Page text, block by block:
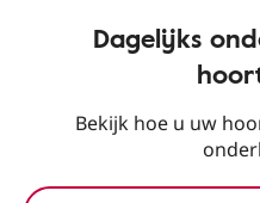
Dagelijks
Bekijk hoe u uw